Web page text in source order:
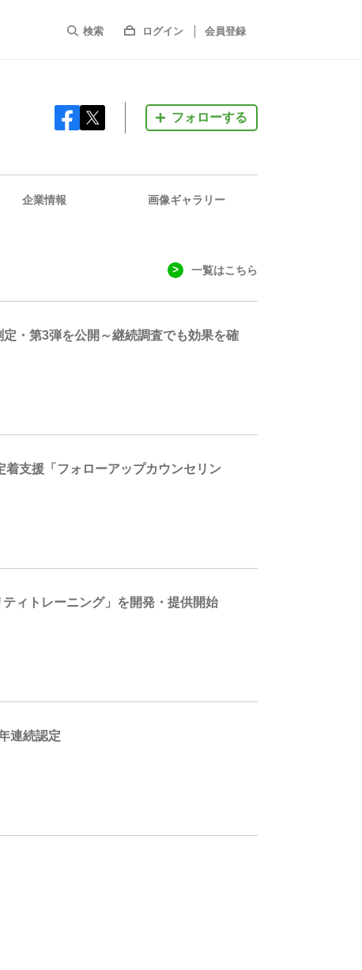
検索 ログイン 会員登録
フォローする
企業情報 画像ギャラリー
一覧はこちら
・第3弾を公開～継続調査でも効果を確
支援「フォローアップカウンセリン
ィトレーニング」を開発・提供開始
連続認定